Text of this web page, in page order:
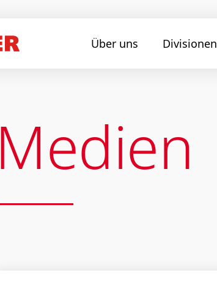
Über uns Divisionen
Medien